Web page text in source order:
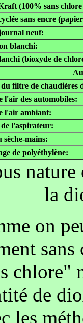
(100% sans
sans encre
neuf:
blanchi:
(bioxyde de
filtre de chaudières
l'air des automobiles:
l'air ambiant:
l'aspirateur:
sèche-mains:
de polyéthylène:
la
on
chlore"
de
les